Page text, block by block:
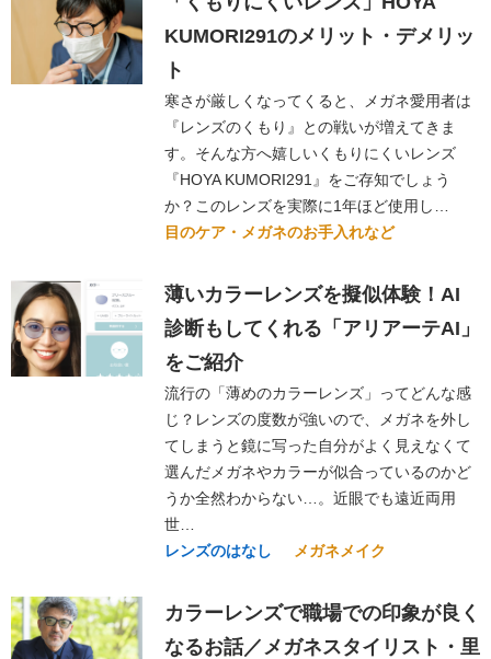
KUMORI291のメリット・デメリッ
ト
寒さが厳しくなってくると、メガネ愛用者は
『レンズのくもり』との戦いが増えてきま
す。そんな方へ嬉しいくもりにくいレンズ
『HOYA KUMORI291』をご存知でしょう
か？このレンズを実際に1年ほど使用し…
目のケア・メガネのお手入れなど
薄いカラーレンズを擬似体験！AI
診断もしてくれる「アリアーテAI」
をご紹介
流行の「薄めのカラーレンズ」ってどんな感
じ？レンズの度数が強いので、メガネを外し
てしまうと鏡に写った自分がよく見えなくて
選んだメガネやカラーが似合っているのかど
うか全然わからない…。近眼でも遠近両用
世…
レンズのはなし
メガネメイク
カラーレンズで職場での印象が良く
なるお話／メガネスタイリスト・里